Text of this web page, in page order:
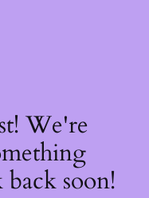
We're
soon!